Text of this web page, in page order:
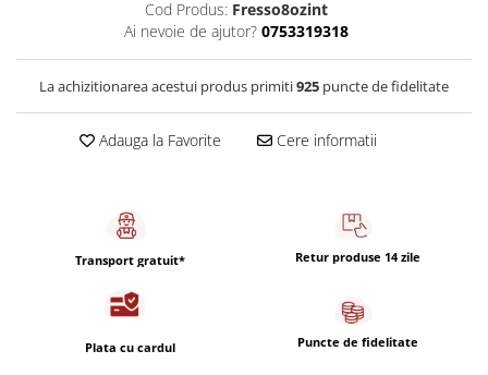
Cafea macinata
Cod Produs: Fresso8ozint
Ai nevoie de ajutor? 0753319318
La achizitionarea acestui produs primiti925 puncte de fidelitate
Adauga la Favorite Cere informatii
Transport gratuit* Retur produse 14 zile
Plata cu cardul Puncte de fidelitate